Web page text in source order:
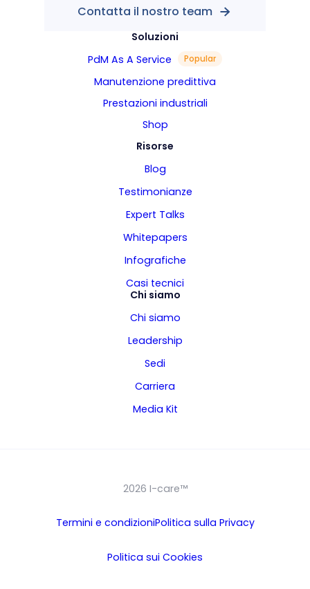
Contatta il nostro team
Soluzioni
PdM As A Service
Popular
Manutenzione predittiva
Prestazioni industriali
Shop
Risorse
Blog
Testimonianze
Expert Talks
Whitepapers
Infografiche
Casi tecnici
Chi siamo
Chi siamo
Leadership
Sedi
Carriera
Media Kit
2026 I-care™
Termini e condizioniPolitica sulla Privacy
Politica sui Cookies